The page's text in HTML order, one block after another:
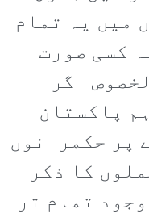
میں یہ تمام
کسی صورت
اگر
پاکستان
پر حکمرانوں
کا ذکر
تمام تر